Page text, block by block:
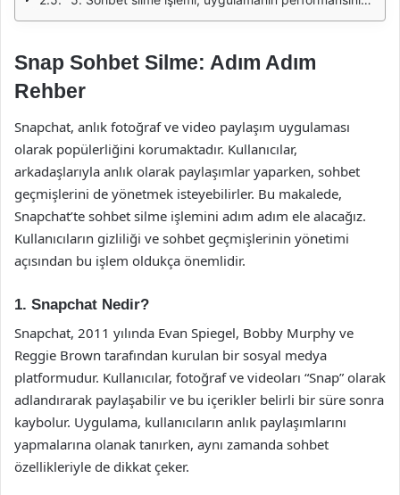
Snap Sohbet Silme: Adım Adım
Rehber
Snapchat, anlık fotoğraf ve video paylaşım uygulaması
olarak popülerliğini korumaktadır. Kullanıcılar,
arkadaşlarıyla anlık olarak paylaşımlar yaparken, sohbet
geçmişlerini de yönetmek isteyebilirler. Bu makalede,
Snapchat’te sohbet silme işlemini adım adım ele alacağız.
Kullanıcıların gizliliği ve sohbet geçmişlerinin yönetimi
açısından bu işlem oldukça önemlidir.
1. Snapchat Nedir?
Snapchat, 2011 yılında Evan Spiegel, Bobby Murphy ve
Reggie Brown tarafından kurulan bir sosyal medya
platformudur. Kullanıcılar, fotoğraf ve videoları “Snap” olarak
adlandırarak paylaşabilir ve bu içerikler belirli bir süre sonra
kaybolur. Uygulama, kullanıcıların anlık paylaşımlarını
yapmalarına olanak tanırken, aynı zamanda sohbet
özellikleriyle de dikkat çeker.